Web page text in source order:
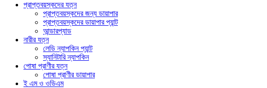
প্রাপ্তবয়স্কদের যত্ন
প্রাপ্তবয়স্কদের জন্য ডায়াপার
প্রাপ্তবয়স্কদের ডায়াপার প্যান্ট
আন্ডারপ্যাড
নারীর যত্ন
লেডি ন্যাপকিন প্যান্ট
স্যানিটারি ন্যাপকিন
পোষা প্রাণীর যত্ন
পোষা প্রাণীর ডায়াপার
ই এম ও ওডিএম